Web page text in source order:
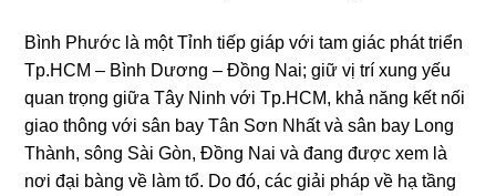
Bình Phước là một Tỉnh tiếp giáp với tam giác phát triển
Tp.HCM – Bình Dương – Đồng Nai; giữ vị trí xung yếu
quan trọng giữa Tây Ninh với Tp.HCM, khả năng kết nối
giao thông với sân bay Tân Sơn Nhất và sân bay Long
Thành, sông Sài Gòn, Đồng Nai và đang được xem là
nơi đại bàng về làm tổ. Do đó, các giải pháp về hạ tầng